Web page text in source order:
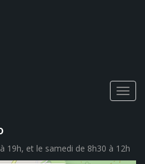
19h, et le samedi de 8h30 à 12h